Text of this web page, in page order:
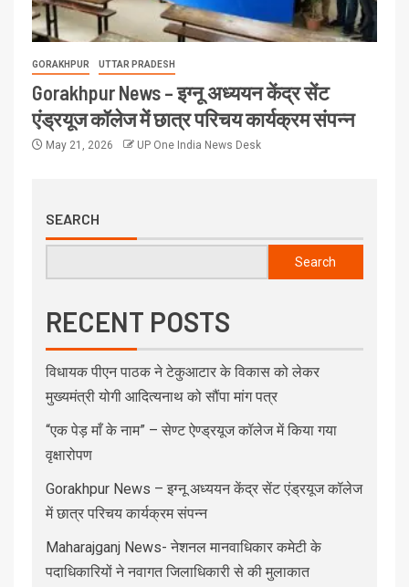
GORAKHPUR UTTAR PRADESH
Gorakhpur News – इग्नू अध्ययन केंद्र सेंट
एंड्रयूज कॉलेज में छात्र परिचय कार्यक्रम संपन्न
May 21, 2026 UP One India News Desk
SEARCH
Search
RECENT POSTS
विधायक पीएन पाठक ने टेकुआटार के विकास को लेकर
मुख्यमंत्री योगी आदित्यनाथ को सौंपा मांग पत्र
“एक पेड़ माँ के नाम” – सेण्ट ऐण्ड्रयूज कॉलेज में किया गया
वृक्षारोपण
Gorakhpur News – इग्नू अध्ययन केंद्र सेंट एंड्रयूज कॉलेज
में छात्र परिचय कार्यक्रम संपन्न
Maharajganj News- नेशनल मानवाधिकार कमेटी के
पदाधिकारियों ने नवागत जिलाधिकारी से की मुलाकात